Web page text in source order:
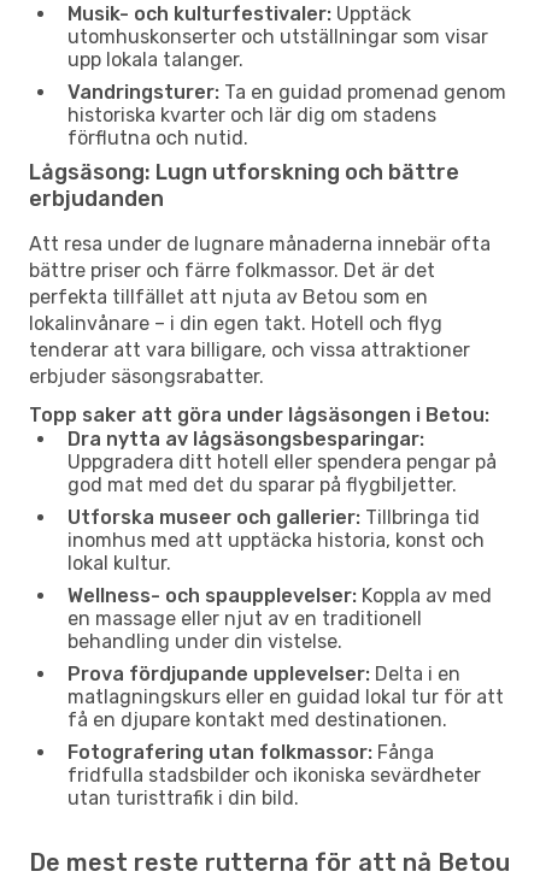
Musik- och kulturfestivaler: Upptäck
utomhuskonserter och utställningar som visar
upp lokala talanger.
Vandringsturer: Ta en guidad promenad genom
historiska kvarter och lär dig om stadens
förflutna och nutid.
Lågsäsong: Lugn utforskning och bättre
erbjudanden
Att resa under de lugnare månaderna innebär ofta
bättre priser och färre folkmassor. Det är det
perfekta tillfället att njuta av Betou som en
lokalinvånare – i din egen takt. Hotell och flyg
tenderar att vara billigare, och vissa attraktioner
erbjuder säsongsrabatter.
Topp saker att göra under lågsäsongen i Betou:
Dra nytta av lågsäsongsbesparingar:
Uppgradera ditt hotell eller spendera pengar på
god mat med det du sparar på flygbiljetter.
Utforska museer och gallerier: Tillbringa tid
inomhus med att upptäcka historia, konst och
lokal kultur.
Wellness- och spaupplevelser: Koppla av med
en massage eller njut av en traditionell
behandling under din vistelse.
Prova fördjupande upplevelser: Delta i en
matlagningskurs eller en guidad lokal tur för att
få en djupare kontakt med destinationen.
Fotografering utan folkmassor: Fånga
fridfulla stadsbilder och ikoniska sevärdheter
utan turisttrafik i din bild.
De mest reste rutterna för att nå Betou